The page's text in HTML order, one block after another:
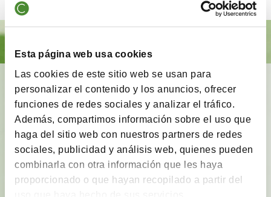
Esta página web usa cookies
Las cookies de este sitio web se usan para
personalizar el contenido y los anuncios, ofrecer
funciones de redes sociales y analizar el tráfico.
Además, compartimos información sobre el uso que
haga del sitio web con nuestros partners de redes
sociales, publicidad y análisis web, quienes pueden
combinarla con otra información que les haya
proporcionado o que hayan recopilado a partir del
BrainVestor: Psicología financiera
App gratuita que tiene como finalidadacompañar
a los inversoresen sus distintas etapas de
inversión y proporcionarles herramientas y
técnicas del campo de lapsicología financiera.
Ver vídeo